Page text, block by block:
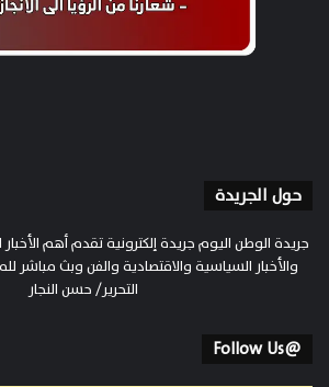
حول الجريدة
جريدة الوطن اليوم جريدة إلكترونية تقدم أهم الأخبار
والأخبار السياسية والاقتصادية والفن وبث مباشر
التحرير/ حسن النجار
@Follow Us